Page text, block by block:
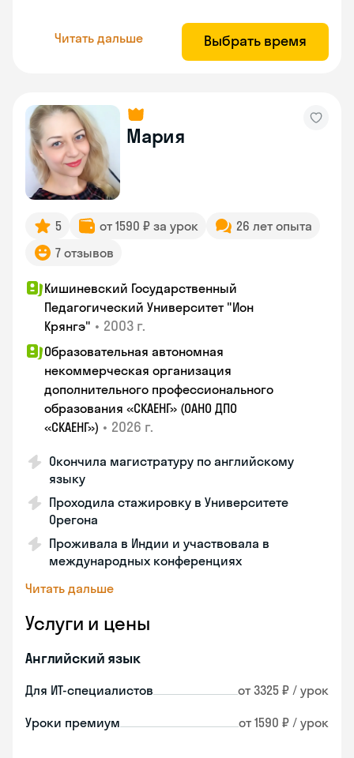
Читать дальше Выбрать время
Мария
5 от 1590 ₽ за урок
26 лет опыта
7 отзывов
Кишиневский Государственный
Педагогический Университет "Ион
Крянгэ" • 2003 г.
Образовательная автономная
некоммерческая организация
дополнительного профессионального
образования «СКАЕНГ» (ОАНО ДПО
«СКАЕНГ») • 2026 г.
Окончила магистратуру по английскому
языку
Проходила стажировку в Университете
Орегона
Проживала в Индии и участвовала в
международных конференциях
Читать дальше
Услуги и цены
Английский язык
Для ИТ-специалистов от 3325 ₽ / урок
Уроки премиум от 1590 ₽ / урок